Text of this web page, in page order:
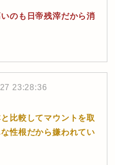
のも日帝残滓だから消
23:28:36
比較してマウントを取
性根だから嫌われてい